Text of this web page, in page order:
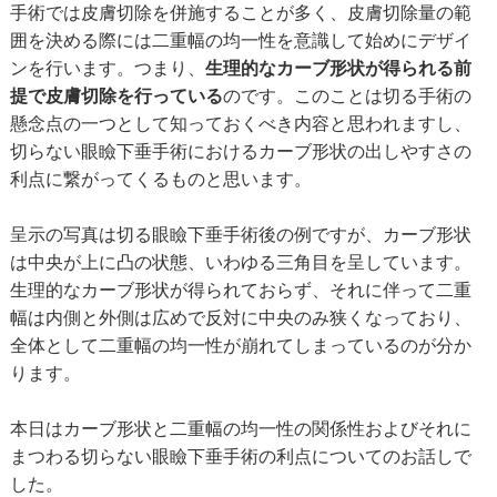
手術では皮膚切除を併施することが多く、皮膚切除量の範
囲を決める際には二重幅の均一性を意識して始めにデザイ
ンを行います。つまり、 生理的なカーブ形状が得られる前
提で皮膚切除を行っているのです。このことは切る手術の
懸念点の一つとして知っておくべき内容と思われますし、
切らない眼瞼下垂手術におけるカーブ形状の出しやすさの
利点に繋がってくるものと思います。
呈示の写真は切る眼瞼下垂手術後の例ですが、カーブ形状
は中央が上に凸の状態、いわゆる三角目を呈しています。
生理的なカーブ形状が得られておらず、それに伴って二重
幅は内側と外側は広めで反対に中央のみ狭くなっており、
全体として二重幅の均一性が崩れてしまっているのが分か
ります。
本日はカーブ形状と二重幅の均一性の関係性およびそれに
まつわる切らない眼瞼下垂手術の利点についてのお話しで
した。